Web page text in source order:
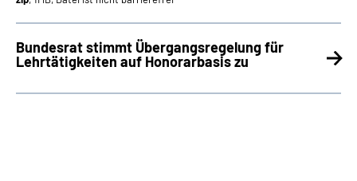
Bundesrat stimmt Übergangsregelung für
Lehrtätigkeiten auf Honorarbasis zu